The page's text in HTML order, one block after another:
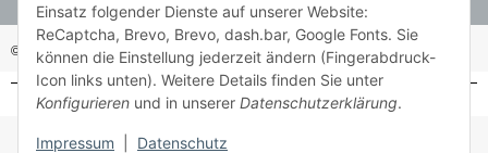
© Holzner-Trading GmbH&Co KG Besucherzähler: 3511255
* Alle Preise inkl. gesetzlicher USt., zzgl.
Einsatz folgender Dienste auf unserer Website:
ReCaptcha, Brevo, Brevo, dash.bar, Google Fonts. Sie
können die Einstellung jederzeit ändern (Fingerabdruck-
Icon links unten). Weitere Details finden Sie unter
Konfigurieren und in unserer Datenschutzerklärung.
Impressum Datenschutz